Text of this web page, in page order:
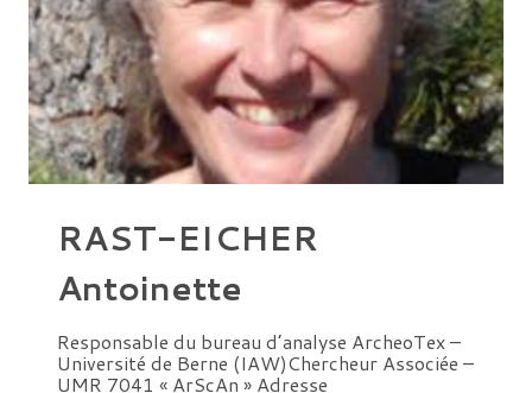
RAST-EICHER
Antoinette
Responsable du bureau d’analyse ArcheoTex –
Université de Berne (IAW)Chercheur Associée –
UMR 7041 « ArScAn » Adresse